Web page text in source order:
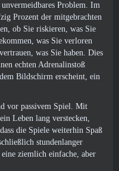
Problem. Im
Prozent der mitgebrachten
ob Sie riskieren, was Sie
was Sie verloren
was Sie haben. Dies
echten Adrenalinstoß
Bildschirm erscheint, ein
vor passivem Spiel. Mit
Leben lang verstecken,
die Spiele weiterhin Spaß
stundenlanger
ziemlich einfache, aber